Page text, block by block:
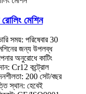
মেশিন
সময়: পরিষেবার 30
জন্য উপলব্ধ
অনুরোধে কাটিং
Cr12 কন্ট্রোল
200 সেট/বছর
স্থান: হেবেই